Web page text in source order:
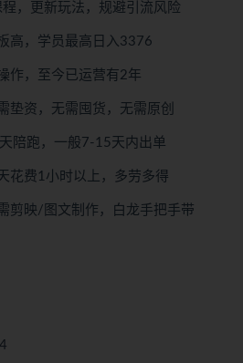
，更新玩法，规避引流风险
高，学员最高日入3376
作，至今已运营有2年
垫资，无需囤货，无需原创
陪跑，一般7-15天内出单
花费1小时以上，多劳多得
剪映/图文制作，白龙手把手带